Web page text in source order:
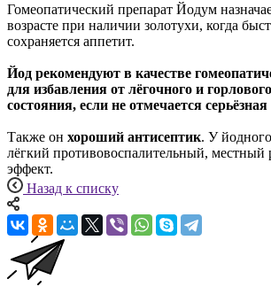
Гомеопатический препарат Йодум
возрасте при наличии золотухи, когда
сохраняется аппетит.
Йод рекомендуют в качестве
для избавления от лёгочного и
состояния, если не отмечается
Также он хороший антисептик. У
лёгкий противовоспалительный,
эффект.
Назад к списку